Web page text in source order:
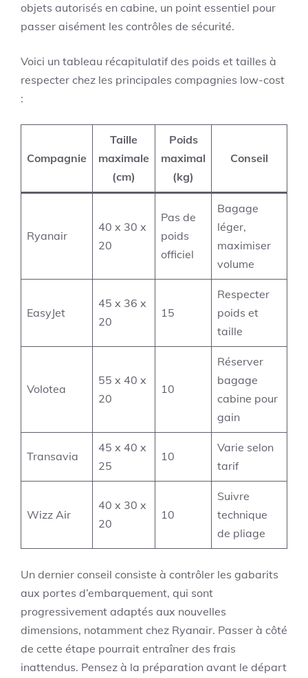
objets autorisés en cabine, un point essentiel pour
passer aisément les contrôles de sécurité.
Voici un tableau récapitulatif des poids et tailles à
respecter chez les principales compagnies low-cost
:
Compagnie
Taille
maximale
(cm)
Poids
maximal
(kg)
Conseil
Ryanair
40 x 30 x
20
Pas de
poids
officiel
Bagage
léger,
maximiser
volume
EasyJet
45 x 36 x
20
15
Respecter
poids et
taille
Volotea
55 x 40 x
20
10
Réserver
bagage
cabine pour
gain
Transavia
45 x 40 x
25
10
Varie selon
tarif
Wizz Air
40 x 30 x
20
10
Suivre
technique
de pliage
Un dernier conseil consiste à contrôler les gabarits
aux portes d’embarquement, qui sont
progressivement adaptés aux nouvelles
dimensions, notamment chez Ryanair. Passer à côté
de cette étape pourrait entraîner des frais
inattendus. Pensez à la préparation avant le départ